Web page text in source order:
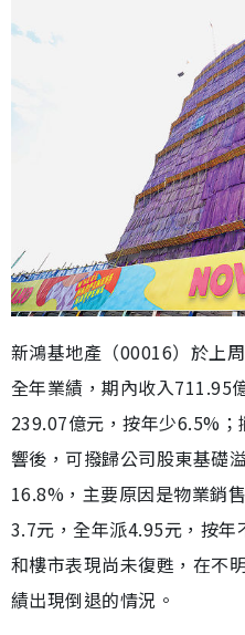
新鴻基地產（00016）於上
全年業績，期內收入711.95
239.07億元，按年少6.5%
響後，可撥歸公司股東基礎
16.8%，主要原因是物業銷
3.7元，全年派4.95元，按年
和樓市表現尚未復甦，在不
績出現倒退的情況。